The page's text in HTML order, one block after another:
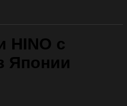
HINO с
Японии